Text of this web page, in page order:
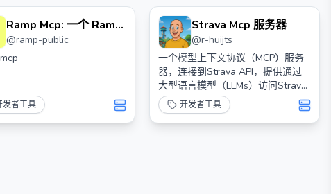
Ramp Mcp: 一个 Ramp
Mcp 服务器
@ramp-public
发者工具
Strava Mcp 服务器
@r-huijts
一个模型上下文协议（MCP）服务
器，连接到Strava API，提供通过
大型语言模型（LLMs）访问Strava
数据的工具。
开发者工具